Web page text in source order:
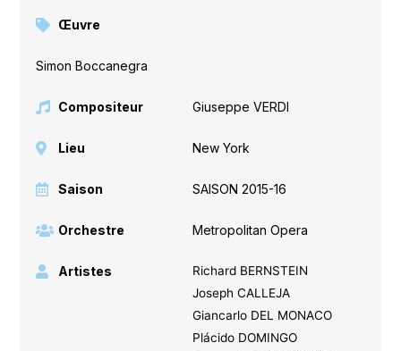
Œuvre
Simon Boccanegra
Compositeur Giuseppe VERDI
Lieu New York
Saison SAISON 2015-16
Orchestre Metropolitan Opera
Artistes
Richard BERNSTEIN
Joseph CALLEJA
Giancarlo DEL MONACO
Plácido DOMINGO